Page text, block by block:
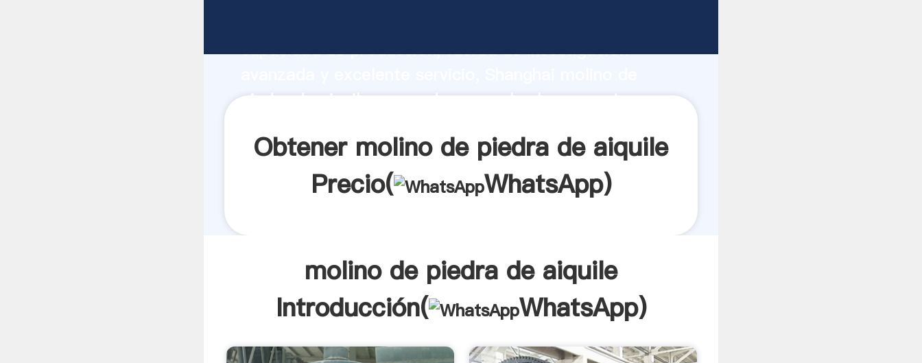
capacidad de producción, fuerza de investigación
piedra de aiquile proveedor crea el valor y aporta
Obtener molino de piedra de aiquile
Precio(
WhatsApp)
molino de piedra de aiquile
Introducción(
WhatsApp)